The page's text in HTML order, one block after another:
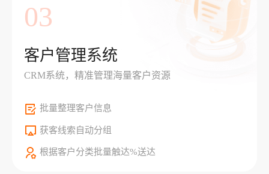
03
客户管理系统
CRM系统，精准管理海量客户资源
批量整理客户信息
获客线索自动分组
根据客户分类批量触达%送达